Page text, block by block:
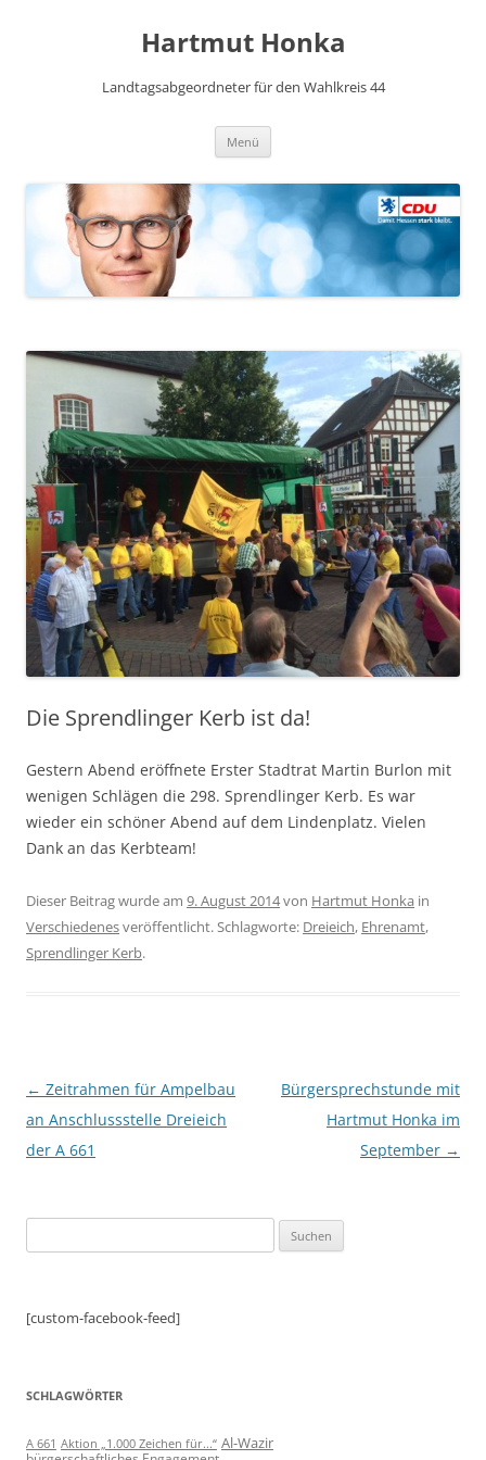
Hartmut Honka
Landtagsabgeordneter für den Wahlkreis 44
Menü
Die Sprendlinger Kerb ist da!
Gestern Abend eröffnete Erster Stadtrat Martin Burlon mit
wenigen Schlägen die 298. Sprendlinger Kerb. Es war
wieder ein schöner Abend auf dem Lindenplatz. Vielen
Dank an das Kerbteam!
Dieser Beitrag wurde am 9. August 2014von Hartmut Honka in
Verschiedenesveröffentlicht. Schlagworte: Dreieich, Ehrenamt,
Sprendlinger Kerb.
Beitragsnavigation
← Zeitrahmen für Ampelbau
an Anschlussstelle Dreieich
der A 661
Bürgersprechstunde mit
Hartmut Honka im
September →
nach:
[custom-facebook-feed]
SCHLAGWÖRTER
A 661 Aktion „1.000 Zeichen für...“ Al-Wazir